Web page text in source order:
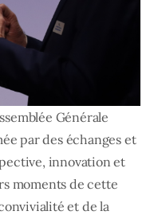
Générale
par des échanges et
innovation et
moments de cette
et de la